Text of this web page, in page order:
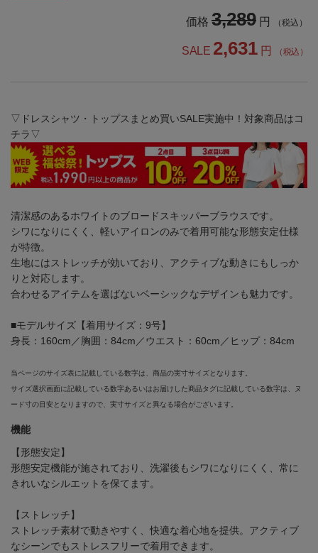
価格 3,289 円 （税込）
SALE 2,631 円 （税込）
▽ドレスシャツ・トップスまとめ買いSALE実施中！対象商品はコ
チラ▽
清潔感のあるホワイトのブロードスキッパーブラウスです。
シワになりにくく、軽いアイロンのみで着用可能な形態安定仕様
が特徴。
生地にはストレッチが効いており、アクティブな動きにもしっか
りと対応します。
合わせるアイテムを選ばないベーシックなデザインも魅力です。
■モデルサイズ【着用サイズ：9号】
身長：160cm／胸囲：84cm／ウエスト：60cm／ヒップ：84cm
当ページのサイズ表に記載している数字は、商品の実寸サイズとなります。
サイズ選択画面に記載している数字あるいはお届けした商品タグに記載している数字は、ヌ
ード寸の目安となりますので、実寸サイズと異なる場合がございます。
機能
【形態安定】
形態安定機能が施されており、洗濯後もシワになりにくく、常に
きれいなシルエットを保てます。
【ストレッチ】
ストレッチ素材で動きやすく、快適な着心地を提供。アクティブ
なシーンでもストレスフリーで着用できます。